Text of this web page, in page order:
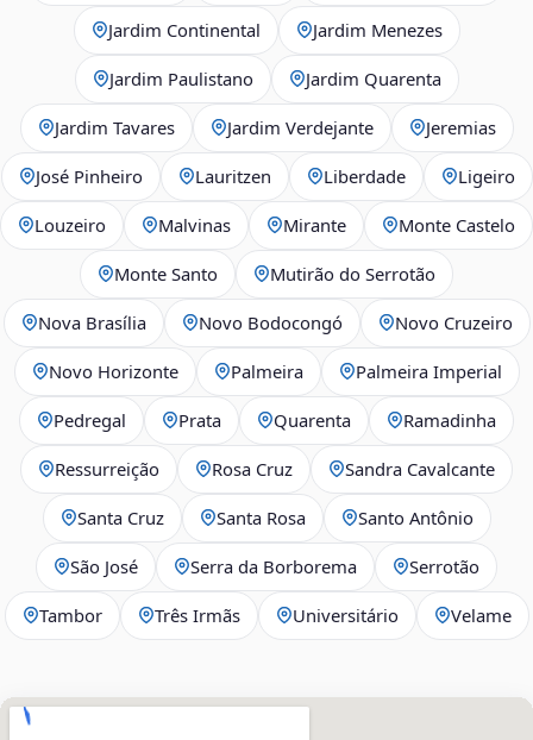
Jardim Continental Jardim Menezes
Jardim Paulistano Jardim Quarenta
Jardim Tavares Jardim Verdejante Jeremias
José Pinheiro Lauritzen Liberdade Ligeiro
Louzeiro Malvinas Mirante Monte Castelo
Monte Santo Mutirão do Serrotão
Nova Brasília Novo Bodocongó Novo Cruzeiro
Novo Horizonte Palmeira Palmeira Imperial
Pedregal Prata Quarenta Ramadinha
Ressurreição Rosa Cruz Sandra Cavalcante
Santa Cruz Santa Rosa Santo Antônio
São José Serra da Borborema Serrotão
Tambor Três Irmãs Universitário Velame